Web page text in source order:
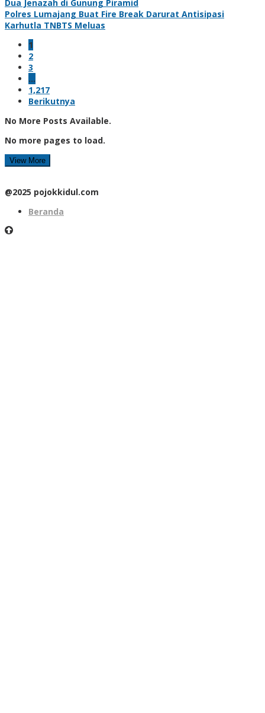
Dua Jenazah di Gunung Piramid
Polres Lumajang Buat Fire Break Darurat Antisipasi
Karhutla TNBTS Meluas
1
2
3
…
1,217
Berikutnya
No More Posts Available.
No more pages to load.
View More
@2025 pojokkidul.com
Beranda